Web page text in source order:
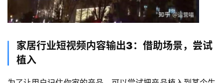
家居行业短视频内容输出3：借助场景，尝试
植入